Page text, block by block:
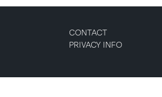
CONTACT
PRIVACY INFO